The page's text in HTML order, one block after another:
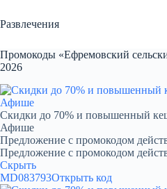
к
сути
Развлечения
Промокоды «Ефремовский
2026
Скидки до 70% и повышенный
Афише
Предложение с промокодом
Предложение с промокодом
Скрыть
MD083793Открыть код